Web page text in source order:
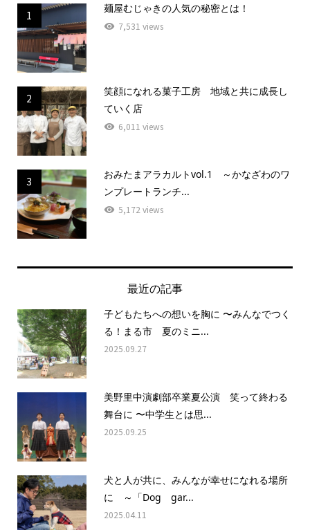
1
麺屋むじゃきの人気の秘密とは！
7,531 views
2
笑顔になれる菓子工房 地域と共に成長し
ていく店
6,011 views
3
おみたまアラカルトvol.1 ～かなざわのワ
ンプレートランチ...
5,172 views
最近の記事
子どもたちへの想いを胸に 〜みんなでつく
る！まる市 夏のミニ...
2025.09.27
美野里中演劇部卒業夏公演 笑って終わる
舞台に 〜中学生とは思...
2025.09.25
犬と人が共に、みんなが幸せになれる場所
に ～「Dog gar...
2025.04.11